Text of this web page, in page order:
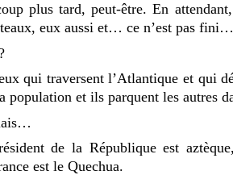
plus tard, peut-être. En
eux aussi et… ce nʼest pas fini…
qui traversent lʼAtlantique et qui
population et ils parquent les autres
de la République est
est le Quechua.